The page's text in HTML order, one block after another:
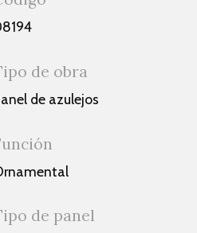
de obra
de azulejos
de panel